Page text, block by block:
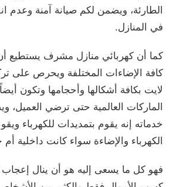
الطارئة، ويضمن لكم صيانة آمنة وعدم
في المنازل.
كما أن كهربائي منازل مشرف يستطيع
كافة الإضاءات المختلفة ويحرص على
لايت بكافة أشكالها وأحجامها وتكون
الماركات العالمية حتى ترضي العميل،
خدماته إنه يقوم بتمديدات للكهرباء
الكهرباء والإضاءة سواء كانت داخلية أم
فهو كل ما يسعى إليه هو أن ينال إعجاب